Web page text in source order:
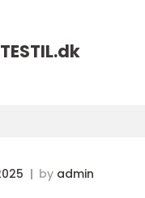
dk
by admin